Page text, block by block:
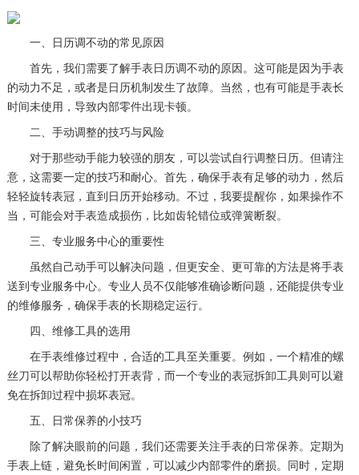
一、日历调不动的常见原因
首先，我们需要了解手表日历调不动的原因。这可能是因为手表
的动力不足，或者是日历机制发生了故障。当然，也有可能是手表长
时间未使用，导致内部零件出现卡顿。
二、手动调整的技巧与风险
对于那些动手能力较强的朋友，可以尝试自行调整日历。但请注
意，这需要一定的技巧和耐心。首先，确保手表有足够的动力，然后
轻轻旋转表冠，直到日历开始移动。不过，我要提醒你，如果操作不
当，可能会对手表造成损伤，比如齿轮错位或弹簧断裂。
三、专业服务中心的重要性
虽然自己动手可以解决问题，但更安全、更可靠的方法是将手表
送到专业服务中心。专业人员不仅能够准确诊断问题，还能提供专业
的维修服务，确保手表的长期稳定运行。
四、维修工具的选用
在手表维修过程中，合适的工具至关重要。例如，一个精准的螺
丝刀可以帮助你轻松打开表背，而一个专业的表冠拆卸工具则可以避
免在拆卸过程中损坏表冠。
五、日常保养的小技巧
除了解决眼前的问题，我们还需要关注手表的日常保养。定期为
手表上链，避免长时间闲置，可以减少内部零件的磨损。同时，定期